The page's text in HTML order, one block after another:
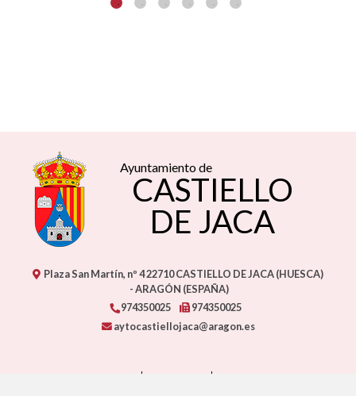
Ayuntamiento de
CASTIELLO
DE JACA
Plaza San Martín, nº 422710CASTIELLO DE JACA (HUESCA)
- ARAGÓN (ESPAÑA)
974350025
974350025
aytocastiellojaca@aragon.es